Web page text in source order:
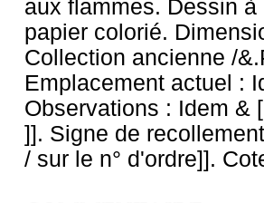
aux flammes. Dessin
papier colorié.
Collection ancienne /
Emplacement actuel :
Observations : Idem &
]]. Signe de
/ sur le n° d'ordre]].